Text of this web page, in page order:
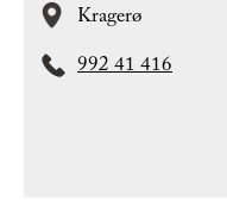
Kragerø
992 41 416